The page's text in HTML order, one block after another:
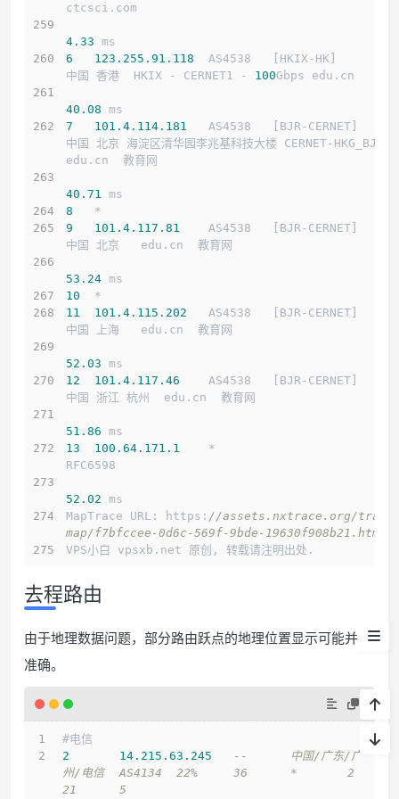
ctcsci.com
4.33 ms
6
123.255 .91 .118
  AS4538   [HKIX-HK]
中国 香港  HKIX - CERNET1 - 100Gbps edu.cn
40.08 ms
7
101.4 .114 .181
   AS4538   [BJR-CERNET]
中国 北京 海淀区清华园李兆基科技大楼 CERNET-HKG_BJR
edu.cn  教育网
40.71 ms
8
   *
9
101.4 .117 .81
    AS4538   [BJR-CERNET]
中国 北京   edu.cn  教育网
53.24 ms
10
  *
11
101.4 .115 .202
   AS4538   [BJR-CERNET]
中国 上海   edu.cn  教育网
52.03 ms
12
101.4 .117 .46
    AS4538   [BJR-CERNET]
中国 浙江 杭州  edu.cn  教育网
51.86 ms
13
100.64 .171 .1
    *
RFC6598
52.02 ms
MapTrace URL: https: //assets.nxtrace.org/trace
map/f7bfccee-0d6c-569f-9bde-19630f908b21.html
VPS小白 vpsxb.net 原创, 转载请注明出处.
去程路由
由于地理数据问题，部分路由跃点的地理位置显示可能并不
准确。
#电信
2
14.215 .63 .245
--	中国/广东/广
州/电信	AS4134	22%	36	*	2
21	5
介绍
买
IP质量
路由